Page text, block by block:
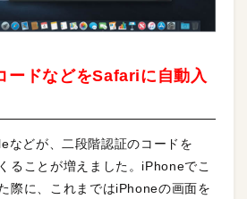
ードなどをSafariに自動入
などが、二段階認証のコードを
ることが増えました。iPhoneでこ
際に、これまではiPhoneの画面を